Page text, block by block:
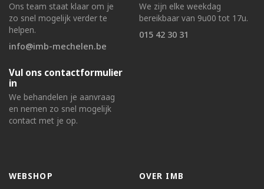
Ons team staat klaar om je
zo snel mogelijk verder te
helpen.
info@imb-mechelen.be
We zijn elke weekdag
bereikbaar van 9u00 tot 17u.
015 42 30 31
Vul ons contactformulier
in
We behandelen je aanvraag
en nemen zo snel mogelijk
contact met je op.
WEBSHOP OVER IMB